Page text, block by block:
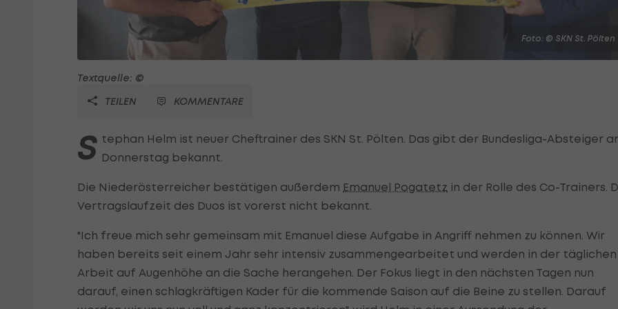
Foto: © SKN St. Pölten
Textquelle: ©
TEILEN
KOMMENTARE
S tephan Helm ist neuer Cheftrainer des SKN St. Pölten. Das gibt der Bundesliga-Absteiger
Donnerstag bekannt.
Die Niederösterreicher bestätigen außerdem Emanuel Pogatetz in der Rolle des Co-Trainers.
Vertragslaufzeit des Duos ist vorerst nicht bekannt.
"Ich freue mich sehr gemeinsam mit Emanuel diese Aufgabe in Angriff nehmen zu können. Wir
haben bereits seit einem Jahr sehr intensiv zusammengearbeitet und werden in der täglichen
Arbeit auf Augenhöhe an die Sache herangehen. Der Fokus liegt in den nächsten Tagen nun
darauf, einen schlagkräftigen Kader für die kommende Saison auf die Beine zu stellen. Darauf